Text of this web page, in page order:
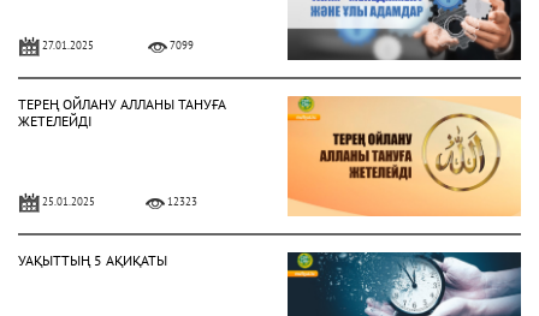
27.01.2025 7099
ТЕРЕҢ ОЙЛАНУ АЛЛАНЫ ТАНУҒА
ЖЕТЕЛЕЙДІ
25.01.2025 12323
УАҚЫТТЫҢ 5 АҚИҚАТЫ